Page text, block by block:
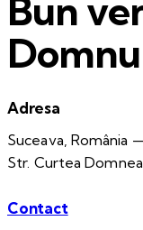
Bun
Adresa
Suceava, România
Str. Curtea
Contact